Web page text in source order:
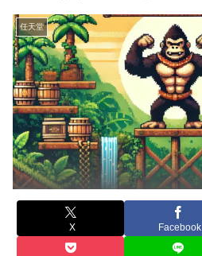
任天堂
X Facebook